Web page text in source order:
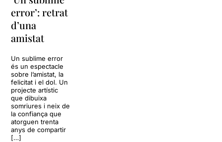
error’: retrat
d’una
amistat
Un sublime error
és un espectacle
sobre l’amistat, la
felicitat i el dol. Un
projecte artístic
que dibuixa
somriures i neix de
la confiança que
atorguen trenta
anys de compartir
[…]